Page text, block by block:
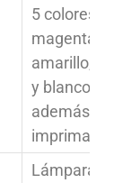
5 colores (cian,
magenta,
amarillo, negro
y blanco)
además de
imprimación
Lámpara UV-